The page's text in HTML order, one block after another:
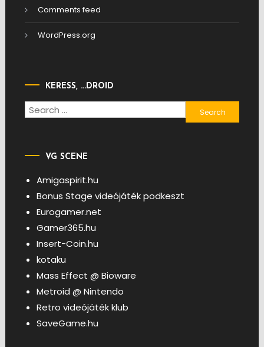
Comments feed
WordPress.org
KERESS, …DROID
Search
for:
VG SCENE
Amigaspirit.hu
Bonus Stage videójáték podkeszt
Eurogamer.net
Gamer365.hu
Insert-Coin.hu
kotaku
Mass Effect @ Bioware
Metroid @ Nintendo
Retro videójáték klub
SaveGame.hu